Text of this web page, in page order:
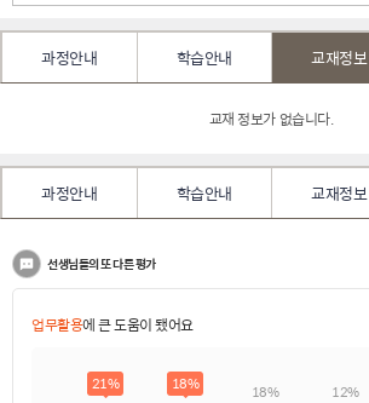
과정안내 학습안내 교재정보
교재 정보가 없습니다.
과정안내 학습안내 교재정보
선생님들의 또 다른 평가
업무활용에 큰 도움이 됐어요
21% 18% 18% 12%